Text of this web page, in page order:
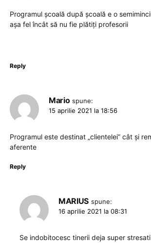
Programul școală după școală e o
așa fel încât să nu fie plătiți profesorii
Reply
Mario spune:
15 aprilie 2021 la 18:56
Programul este destinat „clientelei” cât și
aferente
Reply
MARIUS spune:
16 aprilie 2021 la 08:31
Se indobitocesc tinerii deja super